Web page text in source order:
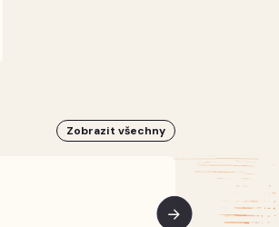
Zobrazit všechny